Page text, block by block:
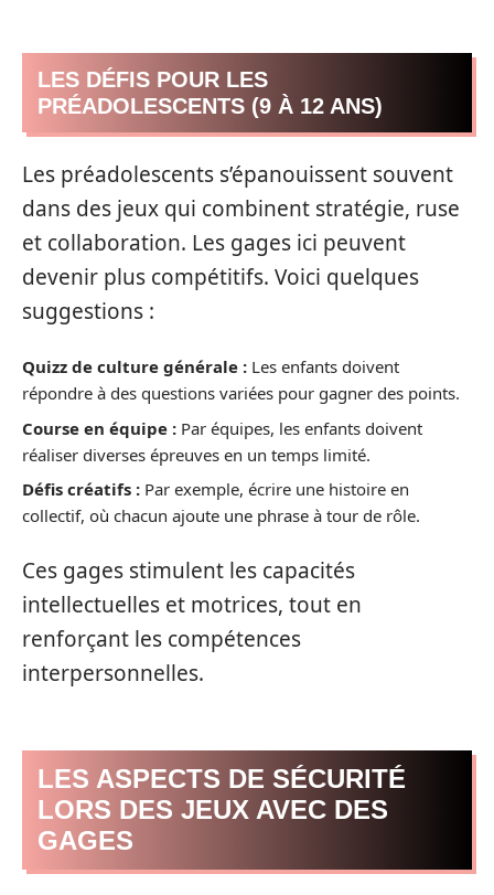
LES DÉFIS POUR LES
PRÉADOLESCENTS (9 À 12 ANS)
Les préadolescents s’épanouissent souvent
dans des jeux qui combinent stratégie, ruse
et collaboration. Les gages ici peuvent
devenir plus compétitifs. Voici quelques
suggestions :
Quizz de culture générale : Les enfants doivent
répondre à des questions variées pour gagner des points.
Course en équipe : Par équipes, les enfants doivent
réaliser diverses épreuves en un temps limité.
Défis créatifs : Par exemple, écrire une histoire en
collectif, où chacun ajoute une phrase à tour de rôle.
Ces gages stimulent les capacités
intellectuelles et motrices, tout en
renforçant les compétences
interpersonnelles.
LES ASPECTS DE SÉCURITÉ
LORS DES JEUX AVEC DES
GAGES